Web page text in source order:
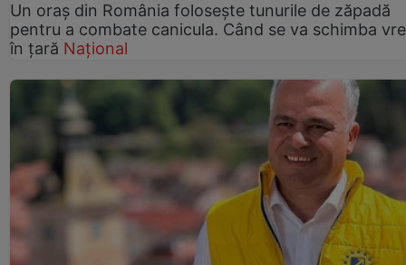
Un oraș din România folosește tunurile de zăpadă
pentru a combate canicula. Când se va schimba
în țară Național